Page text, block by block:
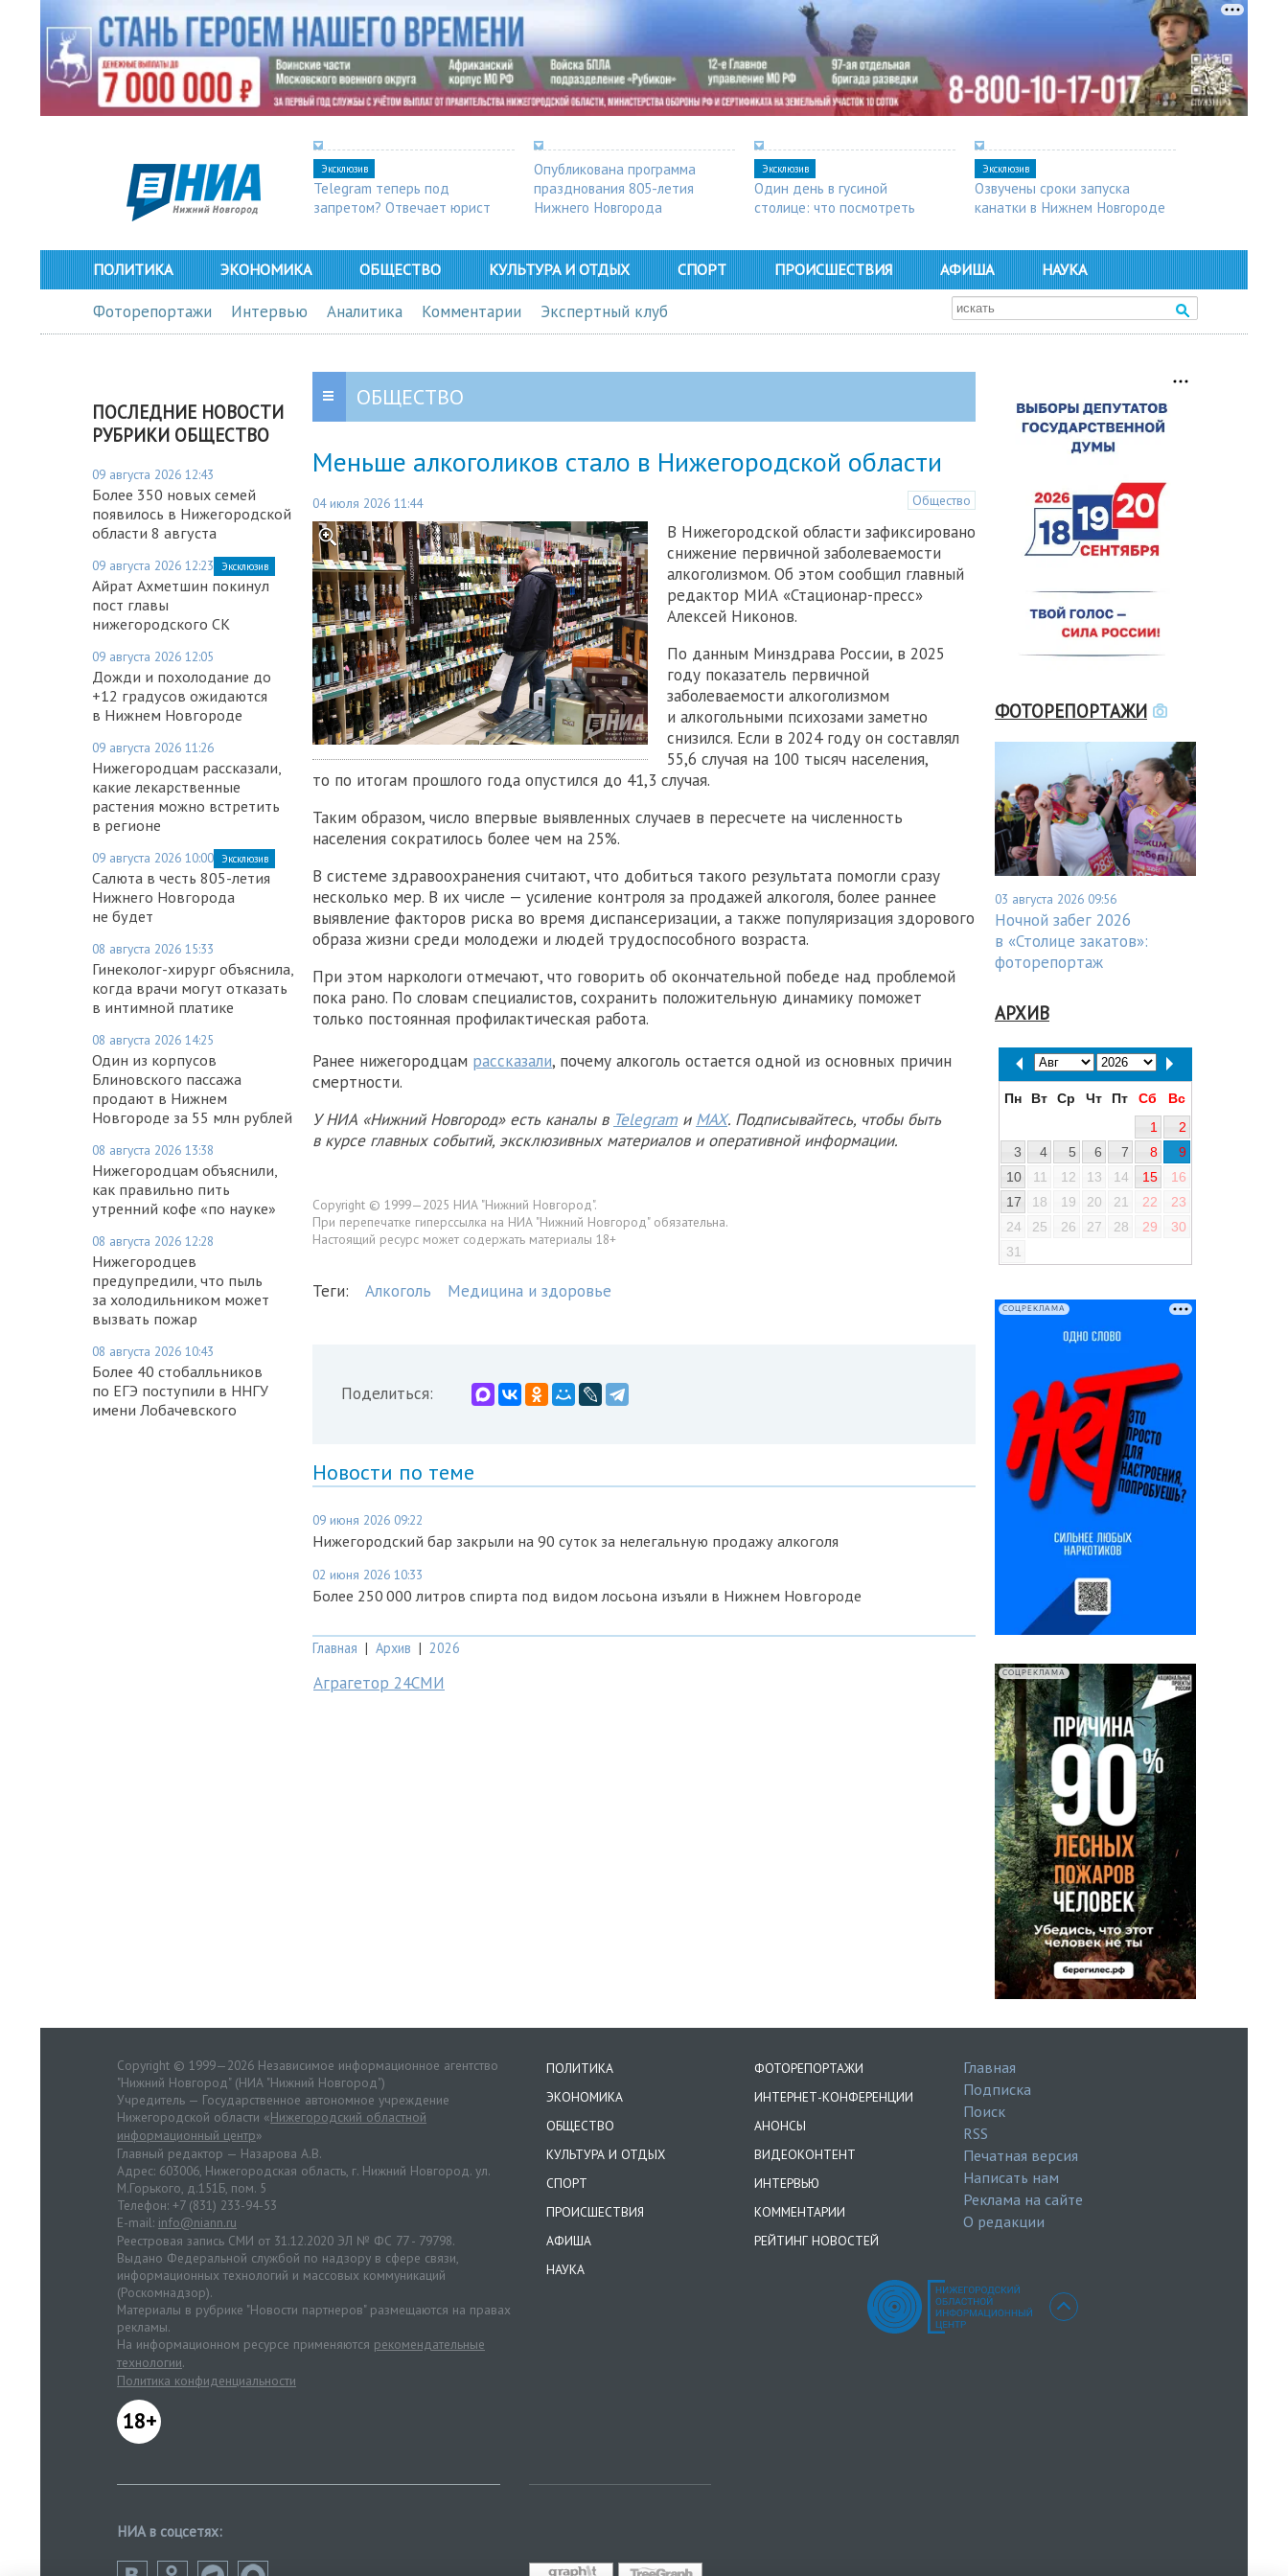
Эксклюзив
Telegram теперь под
запретом? Отвечает юрист
Опубликована программа
празднования 805-летия
Нижнего Новгорода
Эксклюзив
Один день в гусиной
столице: что посмотреть
Эксклюзив
Озвучены сроки запуска
канатки в Нижнем Новгороде
ПОЛИТИКА ЭКОНОМИКА ОБЩЕСТВО КУЛЬТУРА И ОТДЫХ СПОРТ ПРОИСШЕСТВИЯ АФИША НАУКА
Фоторепортажи Интервью Аналитика Комментарии Экспертный клуб
ПОСЛЕДНИЕ НОВОСТИ
РУБРИКИ ОБЩЕСТВО
09 августа 2026 12:43
Более 350 новых семей
появилось в Нижегородской
области 8 августа
09 августа 2026 12:23 Эксклюзив
Айрат Ахметшин покинул
пост главы
нижегородского СК
09 августа 2026 12:05
Дожди и похолодание до
+12 градусов ожидаются
в Нижнем Новгороде
09 августа 2026 11:26
Нижегородцам рассказали,
какие лекарственные
растения можно встретить
в регионе
09 августа 2026 10:00 Эксклюзив
Салюта в честь 805-летия
Нижнего Новгорода
не будет
08 августа 2026 15:33
Гинеколог-хирург объяснила,
когда врачи могут отказать
в интимной платике
08 августа 2026 14:25
Один из корпусов
Блиновского пассажа
продают в Нижнем
Новгороде за 55 млн рублей
08 августа 2026 13:38
Нижегородцам объяснили,
как правильно пить
утренний кофе «по науке»
08 августа 2026 12:28
Нижегородцев
предупредили, что пыль
за холодильником может
вызвать пожар
08 августа 2026 10:43
Более 40 стобалльников
по ЕГЭ поступили в ННГУ
имени Лобачевского
ОБЩЕСТВО
Меньше алкоголиков стало в Нижегородской области
04 июля 2026 11:44 Общество
В Нижегородской области зафиксировано
снижение первичной заболеваемости
алкоголизмом. Об этом сообщил главный
редактор МИА «Стационар-пресс»
Алексей Никонов.
По данным Минздрава России, в 2025
году показатель первичной
заболеваемости алкоголизмом
и алкогольными психозами заметно
снизился. Если в 2024 году он составлял
55,6 случая на 100 тысяч населения,
то по итогам прошлого года опустился до 41,3 случая.
Таким образом, число впервые выявленных случаев в пересчете на численность
населения сократилось более чем на 25%.
В системе здравоохранения считают, что добиться такого результата помогли сразу
несколько мер. В их числе — усиление контроля за продажей алкоголя, более раннее
выявление факторов риска во время диспансеризации, а также популяризация здорового
образа жизни среди молодежи и людей трудоспособного возраста.
При этом наркологи отмечают, что говорить об окончательной победе над проблемой
пока рано. По словам специалистов, сохранить положительную динамику поможет
только постоянная профилактическая работа.
Ранее нижегородцам рассказали, почему алкоголь остается одной из основных причин
смертности.
У НИА «Нижний Новгород» есть каналы в Telegram и MAX. Подписывайтесь, чтобы быть
в курсе главных событий, эксклюзивных материалов и оперативной информации.
Copyright © 1999—2025 НИА "Нижний Новгород".
При перепечатке гиперссылка на НИА "Нижний Новгород" обязательна.
Настоящий ресурс может содержать материалы 18+
Теги: Алкоголь Медицина и здоровье
Поделиться:
Новости по теме
09 июня 2026 09:22
Нижегородский бар закрыли на 90 суток за нелегальную продажу алкоголя
02 июня 2026 10:33
Более 250 000 литров спирта под видом лосьона изъяли в Нижнем Новгороде
Главная | Архив | 2026
Аграгетор 24СМИ
ФОТОРЕПОРТАЖИ
03 августа 2026 09:56
Ночной забег 2026
в «Столице закатов»:
фоторепортаж
АРХИВ
Пн Вт Ср Чт Пт Сб
Вс
1
2
3
4 5 6 7 8
9
10
11 12 13 14 15
16
17
18 19 20 21 22
23
24
25 26 27 28 29
30
31
СОЦРЕКЛАМА
СОЦРЕКЛАМА
Copyright © 1999—2026 Независимое информационное агентство
"Нижний Новгород" (НИА "Нижний Новгород")
Учредитель — Государственное автономное учреждение
Нижегородской области «Нижегородский областной
информационный центр»
Главный редактор — Назарова А.В.
Адрес: 603006, Нижегородская область, г. Нижний Новгород. ул.
М.Горького, д.151Б, пом. 5
Телефон: +7 (831) 233-94-53
E-mail: info@niann.ru
Реестровая запись СМИ от 31.12.2020 ЭЛ № ФС 77 - 79798.
Выдано Федеральной службой по надзору в сфере связи,
информационных технологий и массовых коммуникаций
(Роскомнадзор).
Материалы в рубрике "Новости партнеров" размещаются на правах
рекламы.
На информационном ресурсе применяются рекомендательные
технологии.
Политика конфиденциальности
18+
ПОЛИТИКА
ЭКОНОМИКА
ОБЩЕСТВО
КУЛЬТУРА И ОТДЫХ
СПОРТ
ПРОИСШЕСТВИЯ
АФИША
НАУКА
ФОТОРЕПОРТАЖИ
ИНТЕРНЕТ-КОНФЕРЕНЦИИ
АНОНСЫ
ВИДЕОКОНТЕНТ
ИНТЕРВЬЮ
КОММЕНТАРИИ
РЕЙТИНГ НОВОСТЕЙ
Главная
Подписка
Поиск
RSS
Печатная версия
Написать нам
Реклама на сайте
О редакции
НИА в соцсетях: